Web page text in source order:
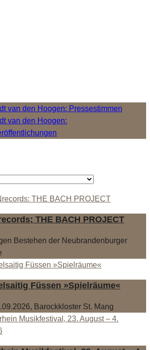
van den Hoogen: Pressestimmen
van den Hoogen:
THE BACH PROJECT
Bestehen der Neubrandenburger
Füssen »Spielräume«
Barockkloster St. Mang